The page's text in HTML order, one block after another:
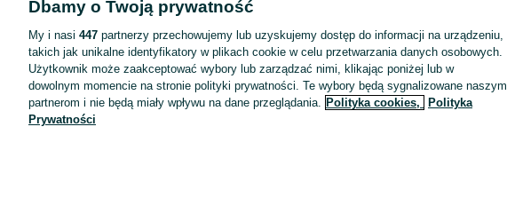
Wyróżnione ogłoszenia
Oferta dla firm
Blog
Regulamin
Polityka prywatności
Dbamy o Twoją prywatność
My i nasi 447 partnerzy przechowujemy lub uzyskujemy dostęp do informacji na urządzeniu,
takich jak unikalne identyfikatory w plikach cookie w celu przetwarzania danych osobowych.
Użytkownik może zaakceptować wybory lub zarządzać nimi, klikając poniżej lub w
dowolnym momencie na stronie polityki prywatności. Te wybory będą sygnalizowane naszym
partnerom i nie będą miały wpływu na dane przeglądania. Polityka cookies,
Polityka
Prywatności